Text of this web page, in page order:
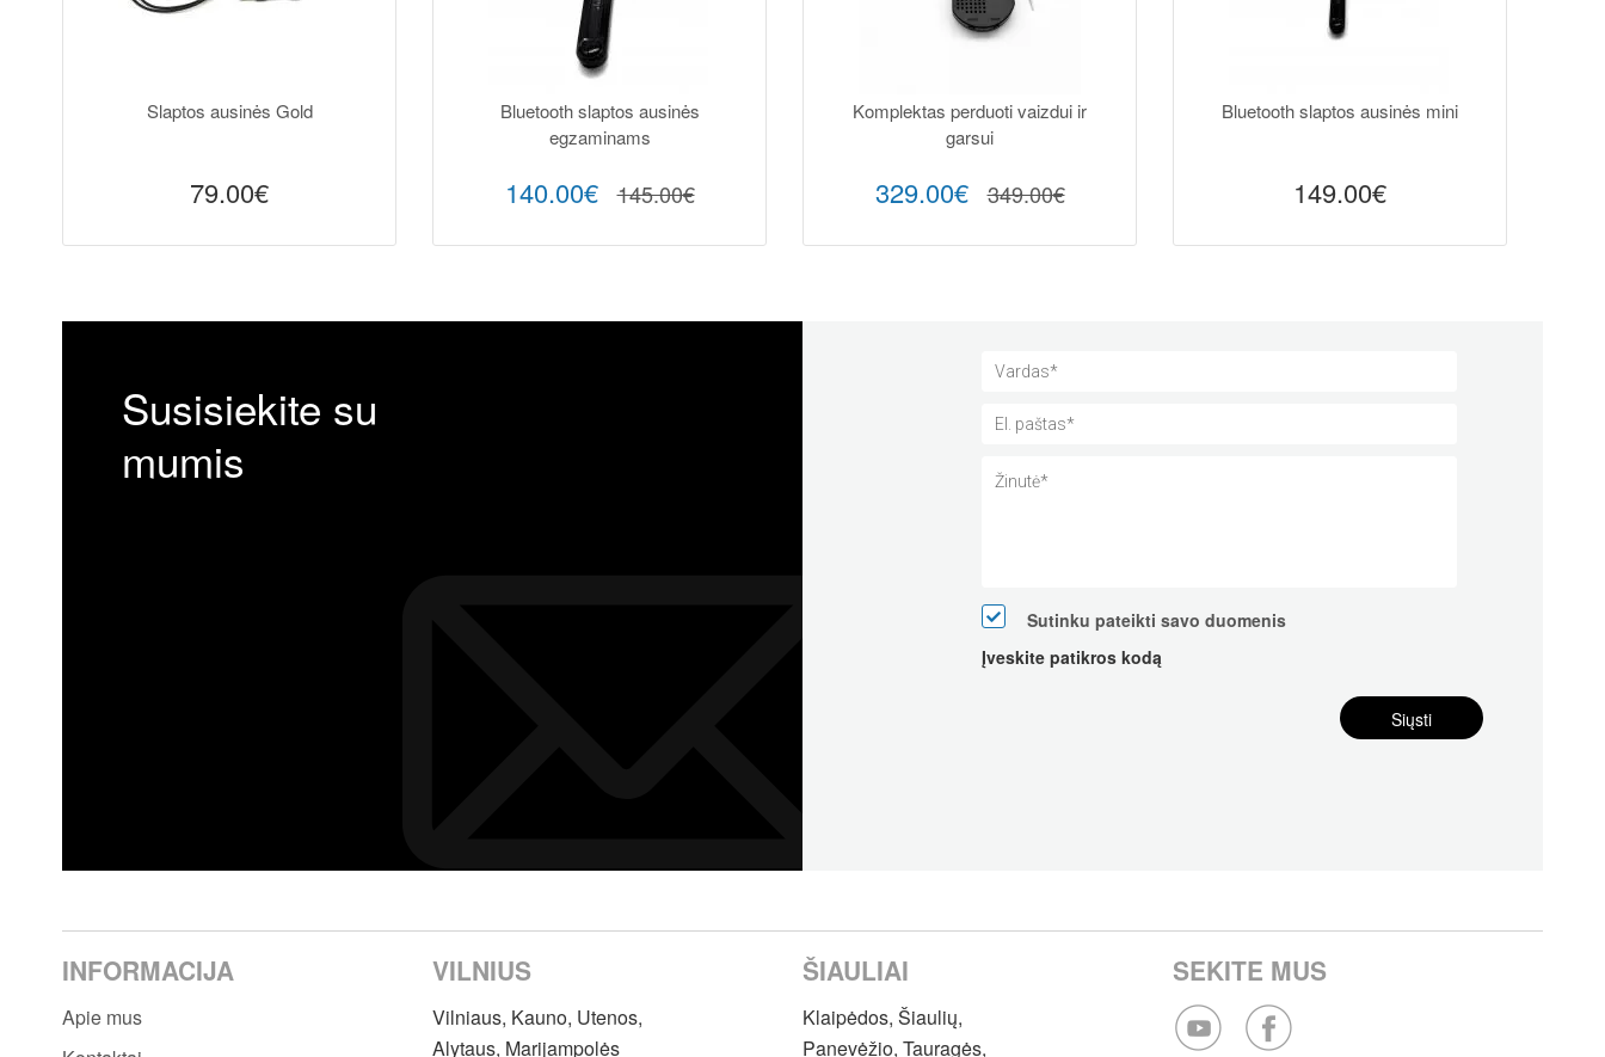
Slaptos ausinės Gold
79.00€
Bluetooth slaptos ausinės
egzaminams
140.00€ 145.00€
Komplektas perduoti vaizdui ir
garsui
329.00€ 349.00€
Bluetooth slaptos ausinės mini
149.00€
Susisiekite su
mumis
Sutinku pateikti savo duomenis
Įveskite patikros kodą
INFORMACIJA
Apie mus
VILNIUS
Vilniaus, Kauno, Utenos,
Alytaus, Marijampolės
ŠIAULIAI
Klaipėdos, Šiaulių,
Panevėžio, Tauragės,
SEKITE MUS